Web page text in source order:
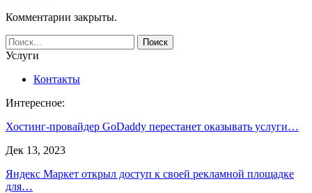
Комментарии закрыты.
Услуги
Контакты
Интересное:
Хостинг-провайдер GoDaddy перестанет оказывать услуги…
Дек 13, 2023
Яндекс Маркет открыл доступ к своей рекламной площадке
для…